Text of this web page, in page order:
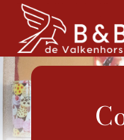
Skip
content